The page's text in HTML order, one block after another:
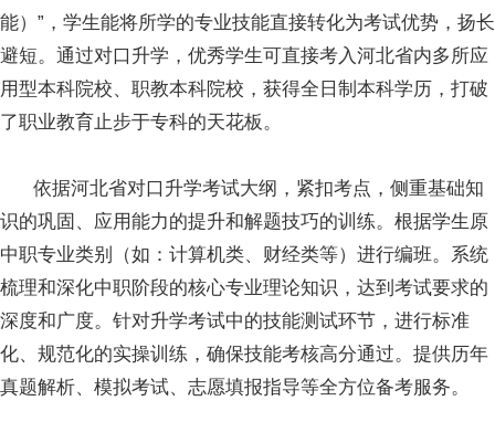
能）”，学生能将所学的专业技能直接转化为考试优势，扬长
避短。通过对口升学，优秀学生可直接考入河北省内多所应
用型本科院校、职教本科院校，获得全日制本科学历，打破
了职业教育止步于专科的天花板。
依据河北省对口升学考试大纲，紧扣考点，侧重基础知
识的巩固、应用能力的提升和解题技巧的训练。根据学生原
中职专业类别（如：计算机类、财经类等）进行编班。系统
梳理和深化中职阶段的核心专业理论知识，达到考试要求的
深度和广度。针对升学考试中的技能测试环节，进行标准
化、规范化的实操训练，确保技能考核高分通过。提供历年
真题解析、模拟考试、志愿填报指导等全方位备考服务。